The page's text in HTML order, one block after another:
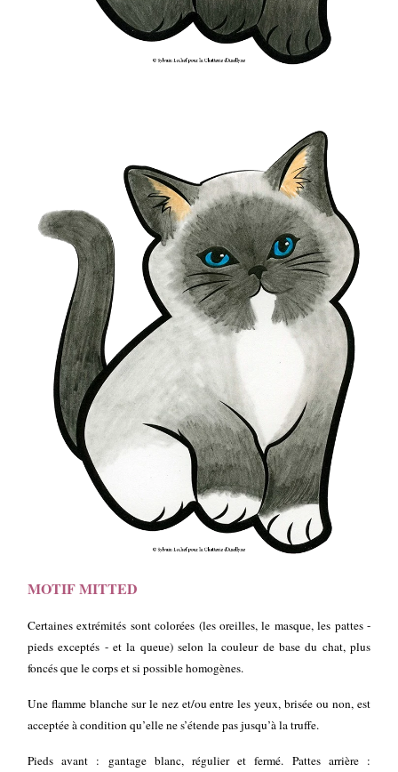
MOTIF MITTED
Certaines extrémités sont colorées (les oreilles, le masque, les pattes -
pieds exceptés - et la queue) selon la couleur de base du chat, plus
foncés que le corps et si possible homogènes.
Une flamme blanche sur le nez et/ou entre les yeux, brisée ou non, est
acceptée à condition qu’elle ne s’étende pas jusqu’à la truffe.
Pieds avant : gantage blanc, régulier et fermé. Pattes arrière :